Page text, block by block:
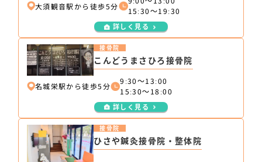
大須観音駅から徒歩5分
15ː30～19ː30
詳しく見る
こんどうまさひろ接骨院
接骨院
名城栄駅から徒歩5分
9ː30～13ː00
15ː30～18ː00
詳しく見る
ひさや鍼灸接骨院・整体院
接骨院